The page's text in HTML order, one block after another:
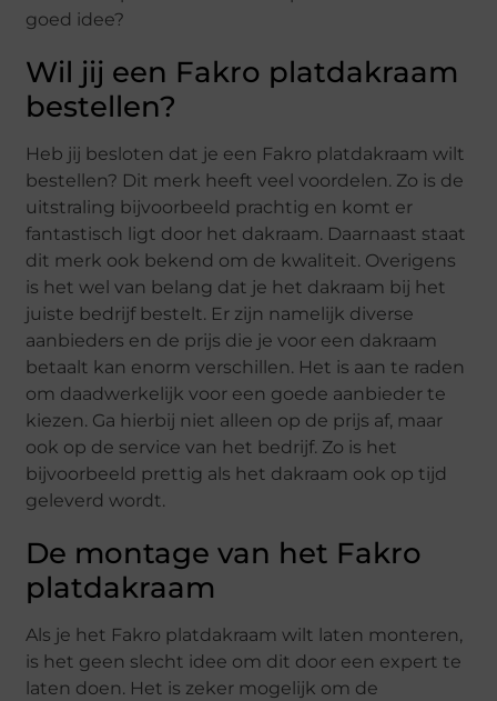
Wil jij een Fakro platdakraam
bestellen?
Heb jij besloten dat je een Fakro platdakraam wilt
bestellen? Dit merk heeft veel voordelen. Zo is de
uitstraling bijvoorbeeld prachtig en komt er
fantastisch ligt door het dakraam. Daarnaast staat
dit merk ook bekend om de kwaliteit. Overigens
is het wel van belang dat je het dakraam bij het
juiste bedrijf bestelt. Er zijn namelijk diverse
aanbieders en de prijs die je voor een dakraam
betaalt kan enorm verschillen. Het is aan te raden
om daadwerkelijk voor een goede aanbieder te
kiezen. Ga hierbij niet alleen op de prijs af, maar
ook op de service van het bedrijf. Zo is het
bijvoorbeeld prettig als het dakraam ook op tijd
geleverd wordt.
De montage van het Fakro
platdakraam
Als je het Fakro platdakraam wilt laten monteren,
is het geen slecht idee om dit door een expert te
laten doen. Het is zeker mogelijk om de